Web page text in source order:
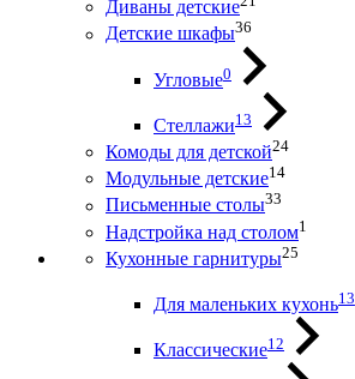
Диваны детские
Детские шкафы36
Угловые0
Стеллажи13
Комоды для детской24
Модульные детские14
Письменные столы33
Надстройка над столом1
Кухонные гарнитуры25
Для маленьких кухонь13
Классические12